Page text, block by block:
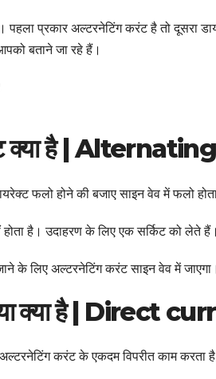
पहला प्रकार अल्टरनेटिंग करंट है तो दूसरा
बताने जा रहे हैं।
क्या है |
फलो होने की बजाए साइन वेव में फलो
है। उदाहरण के लिए एक सर्किट को लेते हैं।
के लिए अल्टरनेटिंग करंट साइन वेव में
क्या है | Direct
करंट के एकदम विपरीत काम करता